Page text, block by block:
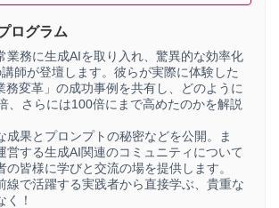
岩崎仁弥がファシリテーターを務め、参加
のディスカッションを展開。定型業務から
が「人と組織の成長」により多くの時間を
共に描きます。テクノロジーと人間性の調
の二極化を乗り越えるための新たな専門家
から探求する場です。
ログラム
業務に生成AIを取り入れ、驚異的な効率化
師が登壇します。彼らが実際に体験した
務変革」の成功事例を共有し、どのように
、さらには100倍にまで高めたのかを解説
成果とプロンプトの秘密などを公開。ま
営する生成AI関連のコミュニティについて
の皆様に学びと交流の場を提供します。
線で活躍する実践者から直接学ぶ、貴重な
く！